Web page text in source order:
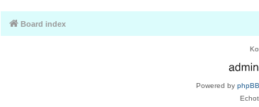
Board index
Powered by phpBB